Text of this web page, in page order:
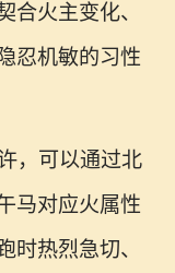
合火主变化、
忍机敏的习性
，可以通过北
马对应火属性
时热烈急切、